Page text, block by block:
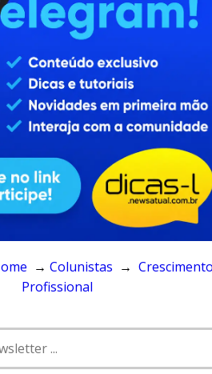
Contato
RSS
→ Colunistas →
Profissional